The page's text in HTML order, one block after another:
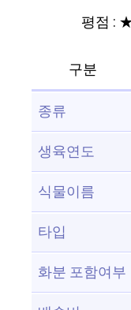
평점 :
구분
종류
생육연도
식물이름
타입
화분 포함여부